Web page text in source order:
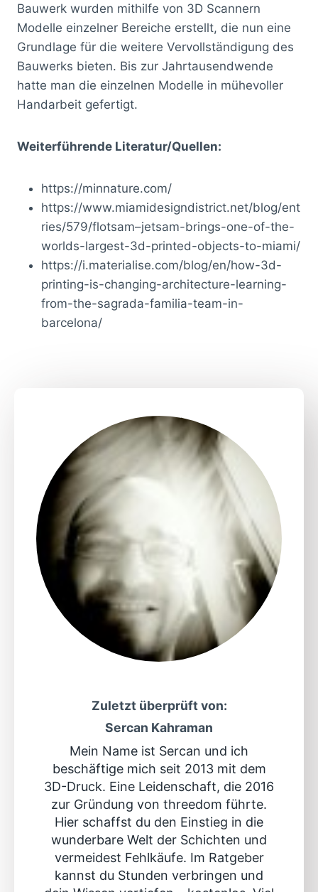
Bauwerk wurden mithilfe von 3D Scannern
Modelle einzelner Bereiche erstellt, die nun eine
Grundlage für die weitere Vervollständigung des
Bauwerks bieten. Bis zur Jahrtausendwende
hatte man die einzelnen Modelle in mühevoller
Handarbeit gefertigt.
Weiterführende Literatur/Quellen:
https://minnature.com/
https://www.miamidesigndistrict.net/blog/ent
ries/579/flotsam–jetsam-brings-one-of-the-
worlds-largest-3d-printed-objects-to-miami/
https://i.materialise.com/blog/en/how-3d-
printing-is-changing-architecture-learning-
from-the-sagrada-familia-team-in-
barcelona/
Zuletzt überprüft von:
Sercan Kahraman
Mein Name ist Sercan und ich
beschäftige mich seit 2013 mit dem
3D-Druck. Eine Leidenschaft, die 2016
zur Gründung von threedom führte.
Hier schaffst du den Einstieg in die
wunderbare Welt der Schichten und
vermeidest Fehlkäufe. Im Ratgeber
kannst du Stunden verbringen und